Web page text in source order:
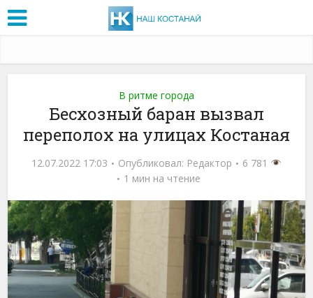
В ритме города
Бесхозный баран вызвал
переполох на улицах Костаная
12.07.2022 17:03 Опубликовал: Редактор
6 781
1 мин на чтение